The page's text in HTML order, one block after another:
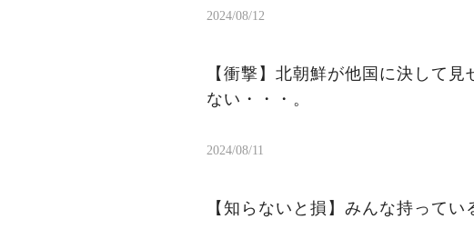
2024/08/12
【衝撃】北朝鮮が他国に決して
ない・・・。
2024/08/11
【知らないと損】みんな持って